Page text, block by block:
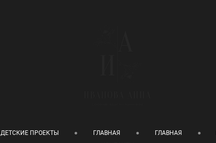
ДЕТСКИЕ ПРОЕКТЫ ГЛАВНАЯ ГЛАВНАЯ